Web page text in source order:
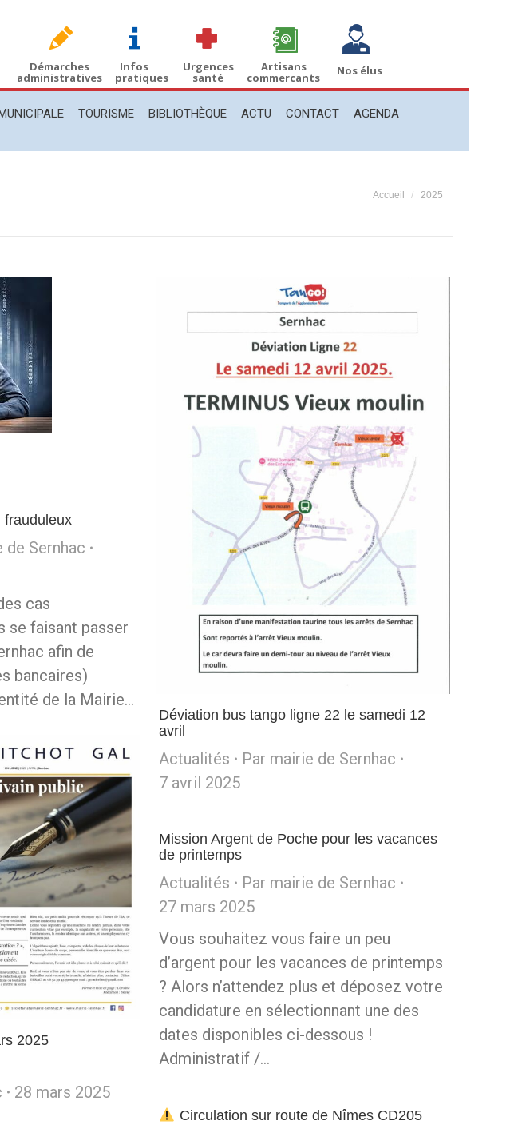
Démarches
administratives
Infos
pratiques
Urgences
santé
Artisans
commercants Nos élus
TOURISME BIBLIOTHÈQUE ACTU CONTACT AGENDA
Vous êtes ici :
Accueil 2025
frauduleux
de Sernhac
cas
se faisant passer
afin de
bancaires)
de la Mairie…
Déviation bus tango ligne 22 le samedi 12
avril
Actualités Par mairie de Sernhac
7 avril 2025
2025
28 mars 2025
Mission Argent de Poche pour les vacances
de printemps
Actualités Par mairie de Sernhac
27 mars 2025
Vous souhaitez vous faire un peu
d’argent pour les vacances de printemps
? Alors n’attendez plus et déposez votre
candidature en sélectionnant une des
dates disponibles ci-dessous !
Administratif /…
Circulation sur route de Nîmes CD205
TOURISME BIBLIOTHÈQUE CONTACT AGENDA